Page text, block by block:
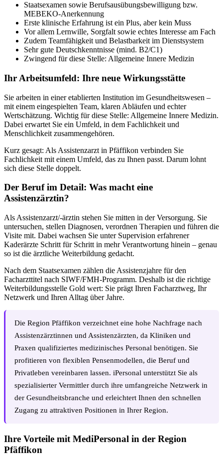
Staatsexamen sowie Berufsausübungsbewilligung bzw.
MEBEKO-Anerkennung
Erste klinische Erfahrung ist ein Plus, aber kein Muss
Vor allem Lernwille, Sorgfalt sowie echtes Interesse am Fach
Zudem Teamfähigkeit und Belastbarkeit im Dienstsystem
Sehr gute Deutschkenntnisse (mind. B2/C1)
Zwingend für diese Stelle: Allgemeine Innere Medizin
Ihr Arbeitsumfeld: Ihre neue Wirkungsstätte
Sie arbeiten in einer etablierten Institution im Gesundheitswesen –
mit einem eingespielten Team, klaren Abläufen und echter
Wertschätzung. Wichtig für diese Stelle: Allgemeine Innere Medizin.
Dabei erwartet Sie ein Umfeld, in dem Fachlichkeit und
Menschlichkeit zusammengehören.
Kurz gesagt: Als Assistenzarzt in Pfäffikon verbinden Sie
Fachlichkeit mit einem Umfeld, das zu Ihnen passt. Darum lohnt
sich diese Stelle doppelt.
Der Beruf im Detail: Was macht eine
Assistenzärztin?
Als Assistenzarzt/-ärztin stehen Sie mitten in der Versorgung. Sie
untersuchen, stellen Diagnosen, verordnen Therapien und führen die
Visite mit. Dabei wachsen Sie unter Supervision erfahrener
Kaderärzte Schritt für Schritt in mehr Verantwortung hinein – genau
so ist die ärztliche Weiterbildung gedacht.
Nach dem Staatsexamen zählen die Assistenzjahre für den
Facharzttitel nach SIWF/FMH-Programm. Deshalb ist die richtige
Weiterbildungsstelle Gold wert: Sie prägt Ihren Facharztweg, Ihr
Netzwerk und Ihren Alltag über Jahre.
Die Region Pfäffikon verzeichnet eine hohe Nachfrage nach
Assistenzärztinnen und Assistenzärzten, da Kliniken und
Praxen qualifiziertes medizinisches Personal benötigen. Sie
profitieren von flexiblen Pensenmodellen, die Beruf und
Privatleben vereinbaren lassen. iPersonal unterstützt Sie als
spezialisierter Vermittler durch ihre umfangreiche Netzwerk in
der Gesundheitsbranche und erleichtert Ihnen den schnellen
Zugang zu attraktiven Positionen in Ihrer Region.
Ihre Vorteile mit MediPersonal in der Region
Pfäffikon